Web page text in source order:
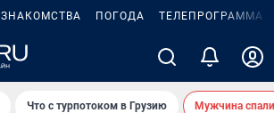
ЗНАКОМСТВА ПОГОДА ТЕЛЕПРОГРАММА
Что с турпотоком в Грузию Мужчина